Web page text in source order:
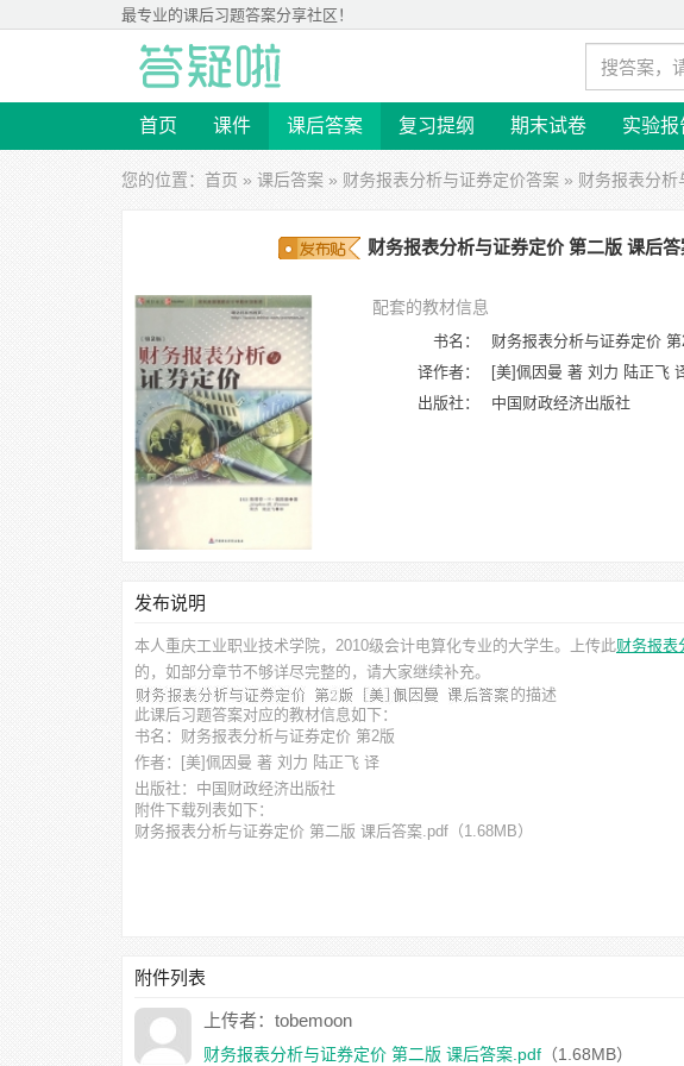
最专业的课后习题答案分享社区！
首页 课件 课后答案 复习提纲 期末试卷 实验报
您的位置： 首页 » 课后答案 » 财务报表分析与证券定价答案 » 财务报表分
财务报表分析与证券定价 第二版 课后
配套的教材信息
书名：
财务报表分析与证券定价 第
译作者：
[美]佩因曼 著 刘力 陆正飞
出版社：
中国财政经济出版社
发布说明
本人重庆工业职业技术学院，2010级会计电算化专业的大学生。上传此财务报表
的，如部分章节不够详尽完整的，请大家继续补充。
的描述
此课后习题答案对应的教材信息如下：
书名：财务报表分析与证券定价 第2版
作者：[美]佩因曼 著 刘力 陆正飞 译
出版社：中国财政经济出版社
附件下载列表如下：
财务报表分析与证券定价 第二版 课后答案.pdf （1.68MB）
附件列表
上传者：tobemoon
财务报表分析与证券定价 第二版 课后答案.pdf （1.68MB）